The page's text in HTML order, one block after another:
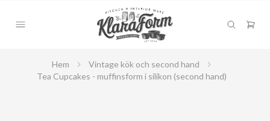
Hem
Vintage kök och second hand
Tea Cupcakes - muffinsform i silikon (second hand)